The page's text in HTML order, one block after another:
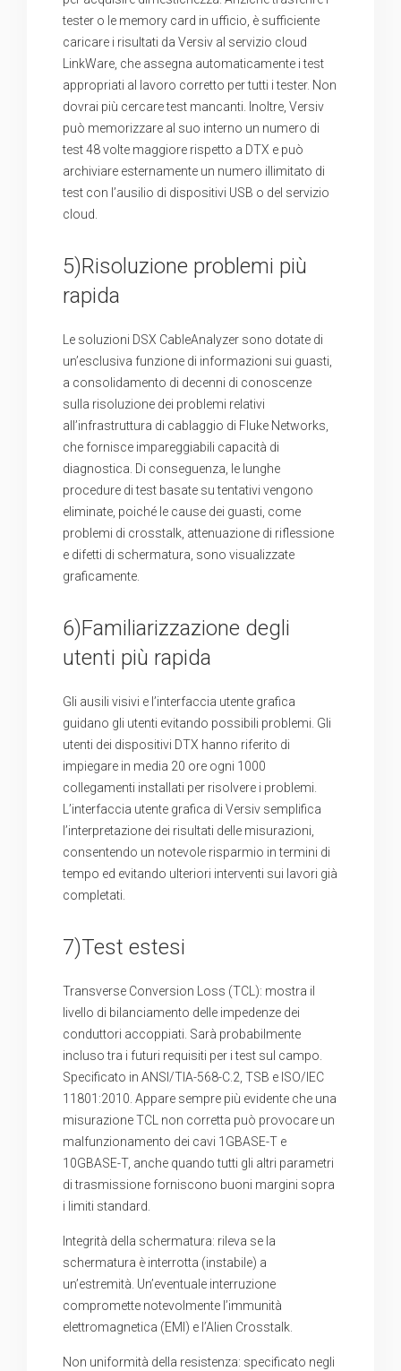
tester o le memory card in ufficio, è sufficiente
caricare i risultati da Versiv al servizio cloud
LinkWare, che assegna automaticamente i test
appropriati al lavoro corretto per tutti i tester. Non
dovrai più cercare test mancanti. Inoltre, Versiv
può memorizzare al suo interno un numero di
test 48 volte maggiore rispetto a DTX e può
archiviare esternamente un numero illimitato di
test con l’ausilio di dispositivi USB o del servizio
cloud.
5)Risoluzione problemi più
rapida
Le soluzioni DSX CableAnalyzer sono dotate di
un’esclusiva funzione di informazioni sui guasti,
a consolidamento di decenni di conoscenze
sulla risoluzione dei problemi relativi
all’infrastruttura di cablaggio di Fluke Networks,
che fornisce impareggiabili capacità di
diagnostica. Di conseguenza, le lunghe
procedure di test basate su tentativi vengono
eliminate, poiché le cause dei guasti, come
problemi di crosstalk, attenuazione di riflessione
e difetti di schermatura, sono visualizzate
graficamente.
6)Familiarizzazione degli
utenti più rapida
Gli ausili visivi e l’interfaccia utente grafica
guidano gli utenti evitando possibili problemi. Gli
utenti dei dispositivi DTX hanno riferito di
impiegare in media 20 ore ogni 1000
collegamenti installati per risolvere i problemi.
L’interfaccia utente grafica di Versiv semplifica
l’interpretazione dei risultati delle misurazioni,
consentendo un notevole risparmio in termini di
tempo ed evitando ulteriori interventi sui lavori già
completati.
7)Test estesi
Transverse Conversion Loss (TCL): mostra il
livello di bilanciamento delle impedenze dei
conduttori accoppiati. Sarà probabilmente
incluso tra i futuri requisiti per i test sul campo.
Specificato in ANSI/TIA-568-C.2, TSB e ISO/IEC
11801:2010. Appare sempre più evidente che una
misurazione TCL non corretta può provocare un
malfunzionamento dei cavi 1GBASE-T e
10GBASE-T, anche quando tutti gli altri parametri
di trasmissione forniscono buoni margini sopra
i limiti standard.
Integrità della schermatura: rileva se la
schermatura è interrotta (instabile) a
un’estremità. Un’eventuale interruzione
compromette notevolmente l’immunità
elettromagnetica (EMI) e l’Alien Crosstalk.
Non uniformità della resistenza: specificato negli